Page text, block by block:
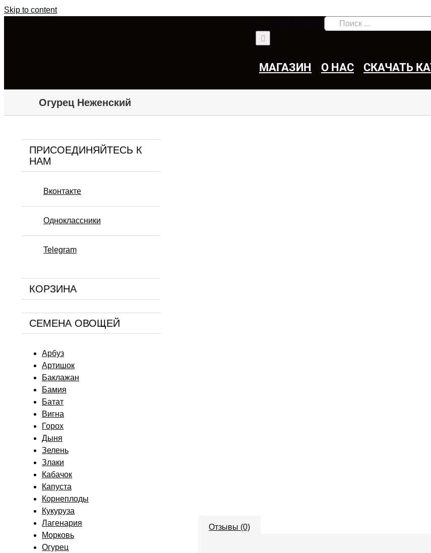
Skip to content
МАГАЗИН О НАС СКАЧАТЬ
Огурец Неженский
Отзывы (0)
ПРИСОЕДИНЯЙТЕСЬ К
НАМ
Вконтакте
Одноклассники
Telegram
КОРЗИНА
СЕМЕНА ОВОЩЕЙ
Арбуз
Артишок
Баклажан
Бамия
Батат
Вигна
Горох
Дыня
Зелень
Злаки
Кабачок
Капуста
Корнеплоды
Кукуруза
Лагенария
Морковь
Огурец